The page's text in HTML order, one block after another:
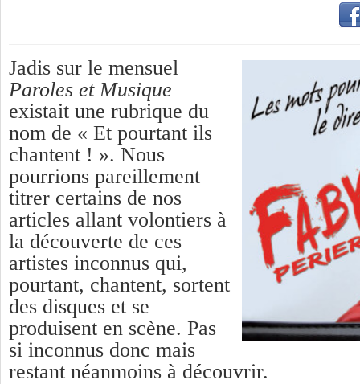
Jadis sur le mensuel
Paroles et Musique
existait une rubrique du
nom de « Et pourtant ils
chantent ! ». Nous
pourrions pareillement
titrer certains de nos
articles allant volontiers à
la découverte de ces
artistes inconnus qui,
pourtant, chantent, sortent
des disques et se
produisent en scène. Pas
si inconnus donc mais
restant néanmoins à découvrir.